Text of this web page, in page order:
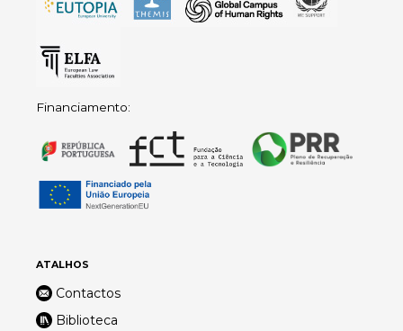
Financiamento:
ATALHOS
Contactos
Biblioteca